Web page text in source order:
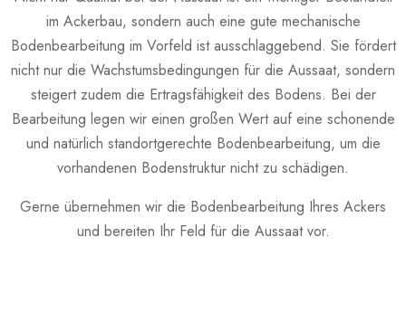
im Ackerbau, sondern auch eine gute mechanische
Bodenbearbeitung im Vorfeld ist ausschlaggebend. Sie fördert
nicht nur die Wachstumsbedingungen für die Aussaat, sondern
steigert zudem die Ertragsfähigkeit des Bodens. Bei der
Bearbeitung legen wir einen großen Wert auf eine schonende
und natürlich standortgerechte Bodenbearbeitung, um die
vorhandenen Bodenstruktur nicht zu schädigen.
Gerne übernehmen wir die Bodenbearbeitung Ihres Ackers
und bereiten Ihr Feld für die Aussaat vor.